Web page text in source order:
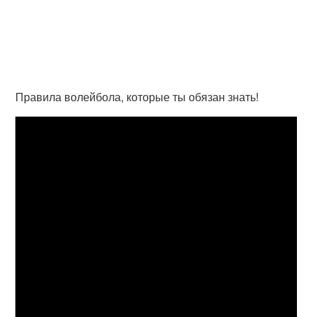
Правила волейбола, которые ты обязан знать!